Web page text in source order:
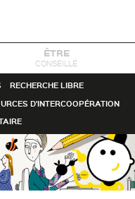
ÊTRE
CONSEILLÉ
RECHERCHE LIBRE
D'INTERCOOPÉRATION